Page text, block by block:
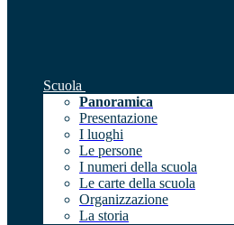
Scuola
Panoramica
Presentazione
I luoghi
Le persone
I numeri della scuola
Le carte della scuola
Organizzazione
La storia